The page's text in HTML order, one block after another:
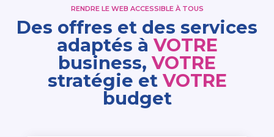
RENDRE LE WEB ACCESSIBLE À TOUS
Des offres et des services
adaptés à VOTRE
business, VOTRE
stratégie et VOTRE
budget